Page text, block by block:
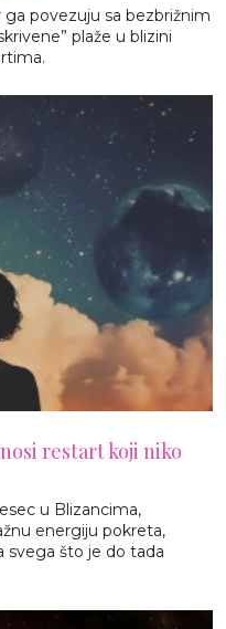
povezuju sa bezbrižnim
plaže u blizini
restart koji niko
u Blizancima,
energiju pokreta,
svega što je do tada